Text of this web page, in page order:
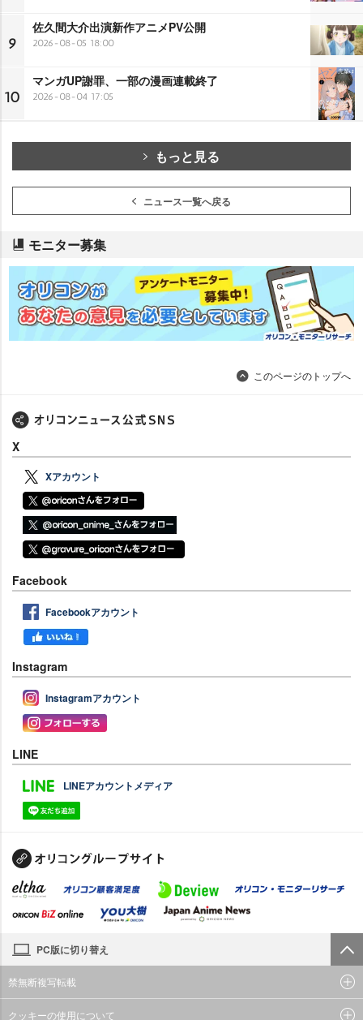
9
佐久間大介出演新作アニメPV公開
2026-08-05 18:00
10
マンガUP謝罪、一部の漫画連載終了
2026-08-04 17:05
もっと見る
ニュース一覧へ戻る
モニター募集
このページのトップへ
X
Xアカウント
Facebook
Facebookアカウント
Instagram
Instagramアカウント
LINE
LINEアカウントメディア
PC版に切り替え
禁無断複写転載
クッキーの使用について